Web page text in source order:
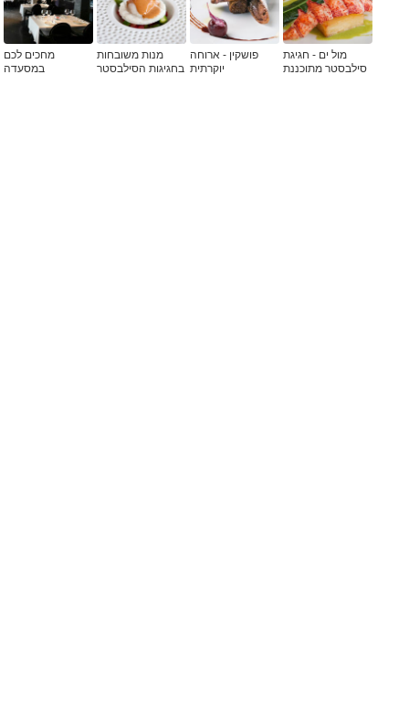
מול ים - חגיגת
סילבסטר מתוכננת
פושקין - ארוחה
יוקרתית
מנות משובחות
בחגיגות הסילבסטר
מחכים לכם
במסעדה